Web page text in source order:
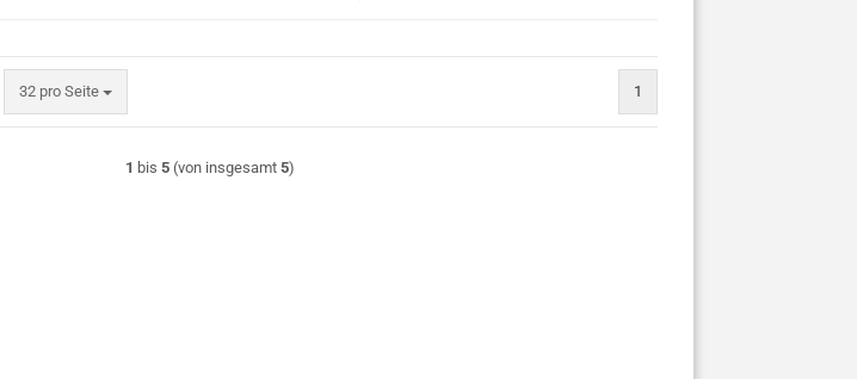
32 pro Seite
pro Seite 1
1 bis 5 (von insgesamt 5)